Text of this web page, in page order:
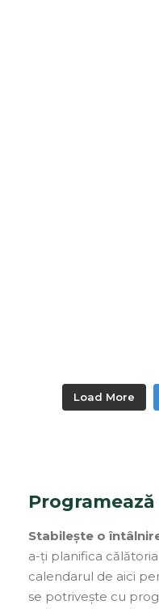
Load More
Stabilește o
a-ți planifica
calendarul de aici
se potrivește cu